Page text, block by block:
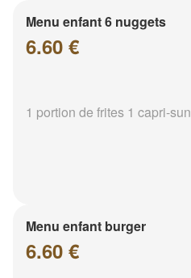
Menu enfant 6 nuggets
6.60 €
1 portion de frites 1 capri-sun
Menu enfant burger
6.60 €